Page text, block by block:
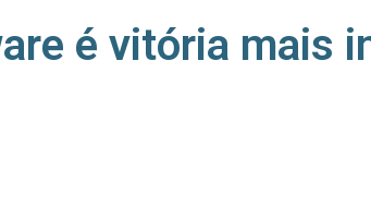
é vitória mais